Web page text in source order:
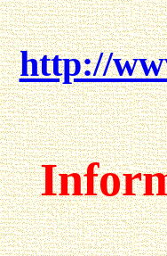
http://